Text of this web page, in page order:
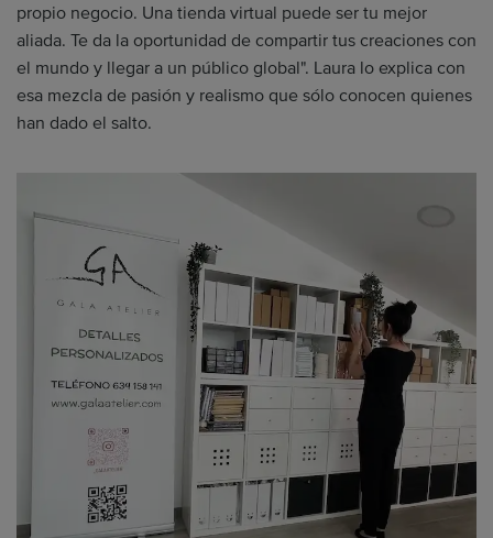
propio negocio. Una tienda virtual puede ser tu mejor
aliada. Te da la oportunidad de compartir tus creaciones con
el mundo y llegar a un público global". Laura lo explica con
esa mezcla de pasión y realismo que sólo conocen quienes
han dado el salto.